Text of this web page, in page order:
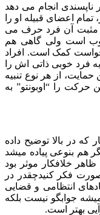
انجام می دهد
اعضای قبیله او را
و مثبت آن فرد حرف می
خوب است ولی گاهی هم
کمک است. افراد
فرد خوبی ذاتی اش را
از هر نوع تنبیه
حرکت را “اوبونتو” به
که در بالا توضیح داده
هم بنوعی پیاده میشد
خلافکار موثر بود
فکر کنیدچقدر در
انتظامی و قضایی
جوابگو نیست بلکه
بهتر است.